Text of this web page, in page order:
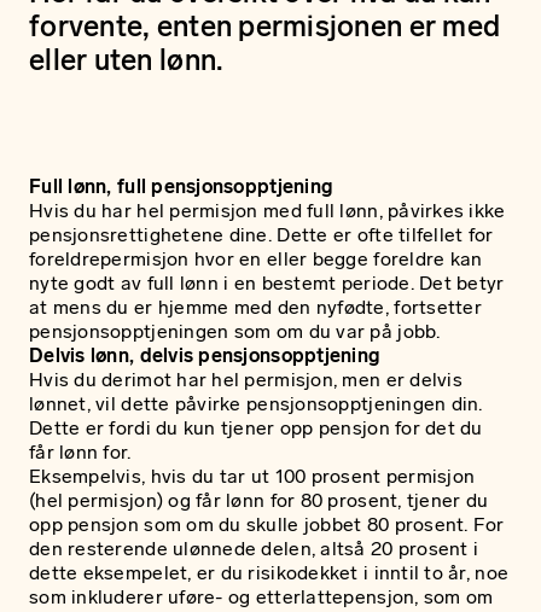
forvente, enten permisjonen er med
eller uten lønn.
Full lønn, full pensjonsopptjening
Hvis du har hel permisjon med full lønn, påvirkes ikke
pensjonsrettighetene dine. Dette er ofte tilfellet for
foreldrepermisjon hvor en eller begge foreldre kan
nyte godt av full lønn i en bestemt periode. Det betyr
at mens du er hjemme med den nyfødte, fortsetter
pensjonsopptjeningen som om du var på jobb.
Delvis lønn, delvis pensjonsopptjening
Hvis du derimot har hel permisjon, men er delvis
lønnet, vil dette påvirke pensjonsopptjeningen din.
Dette er fordi du kun tjener opp pensjon for det du
får lønn for.
Eksempelvis, hvis du tar ut 100 prosent permisjon
(hel permisjon) og får lønn for 80 prosent, tjener du
opp pensjon som om du skulle jobbet 80 prosent. For
den resterende ulønnede delen, altså 20 prosent i
dette eksempelet, er du risikodekket i inntil to år, noe
som inkluderer uføre- og etterlattepensjon, som om